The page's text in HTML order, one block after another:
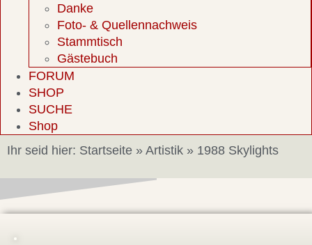
Danke
Foto- & Quellennachweis
Stammtisch
Gästebuch
FORUM
SHOP
SUCHE
Shop
Ihr seid hier: Startseite » Artistik » 1988 Skylights